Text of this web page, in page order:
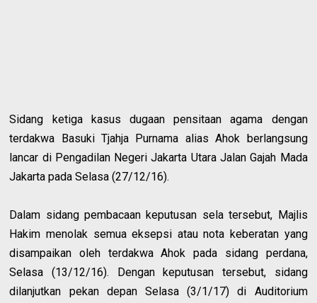
Sidang ketiga kasus dugaan pensitaan agama dengan
terdakwa Basuki Tjahja Purnama alias Ahok berlangsung
lancar di Pengadilan Negeri Jakarta Utara Jalan Gajah Mada
Jakarta pada Selasa (27/12/16).
Dalam sidang pembacaan keputusan sela tersebut, Majlis
Hakim menolak semua eksepsi atau nota keberatan yang
disampaikan oleh terdakwa Ahok pada sidang perdana,
Selasa (13/12/16). Dengan keputusan tersebut, sidang
dilanjutkan pekan depan Selasa (3/1/17) di Auditorium